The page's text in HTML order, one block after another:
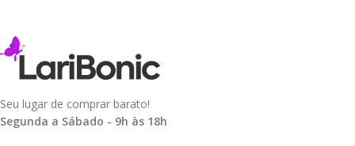
Seu lugar de comprar barato!
Segunda a Sábado - 9h às 18h